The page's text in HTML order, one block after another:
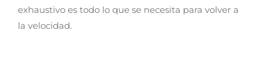
exhaustivo es todo lo que se necesita para volver a
la velocidad.